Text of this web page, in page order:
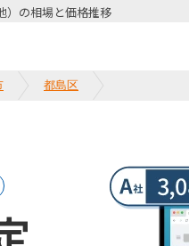
）の相場と価格推移
都島区